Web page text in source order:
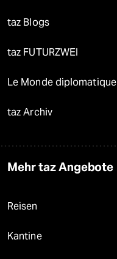
taz Blogs
taz FUTURZWEI
Le Monde diplomatique
taz Archiv
Mehr taz Angebote
Reisen
Kantine